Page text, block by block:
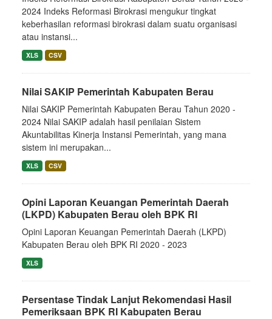
2024 Indeks Reformasi Birokrasi mengukur tingkat
keberhasilan reformasi birokrasi dalam suatu organisasi
atau instansi...
XLS CSV
Nilai SAKIP Pemerintah Kabupaten Berau
Nilai SAKIP Pemerintah Kabupaten Berau Tahun 2020 -
2024 Nilai SAKIP adalah hasil penilaian Sistem
Akuntabilitas Kinerja Instansi Pemerintah, yang mana
sistem ini merupakan...
XLS CSV
Opini Laporan Keuangan Pemerintah Daerah
(LKPD) Kabupaten Berau oleh BPK RI
Opini Laporan Keuangan Pemerintah Daerah (LKPD)
Kabupaten Berau oleh BPK RI 2020 - 2023
XLS
Persentase Tindak Lanjut Rekomendasi Hasil
Pemeriksaan BPK RI Kabupaten Berau